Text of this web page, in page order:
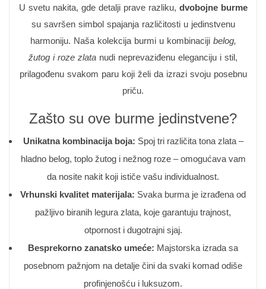
U svetu nakita, gde detalji prave razliku, dvobojne burme
su savršen simbol spajanja različitosti u jedinstvenu
harmoniju. Naša kolekcija burmi u kombinaciji belog,
žutog i roze zlata nudi neprevaziđenu eleganciju i stil,
prilagođenu svakom paru koji želi da izrazi svoju posebnu
priču.
Zašto su ove burme jedinstvene?
Unikatna kombinacija boja: Spoj tri različita tona zlata –
hladno belog, toplo žutog i nežnog roze – omogućava vam
da nosite nakit koji ističe vašu individualnost.
Vrhunski kvalitet materijala: Svaka burma je izrađena od
pažljivo biranih legura zlata, koje garantuju trajnost,
otpornost i dugotrajni sjaj.
Besprekorno zanatsko umeće: Majstorska izrada sa
posebnom pažnjom na detalje čini da svaki komad odiše
profinjenošću i luksuzom.